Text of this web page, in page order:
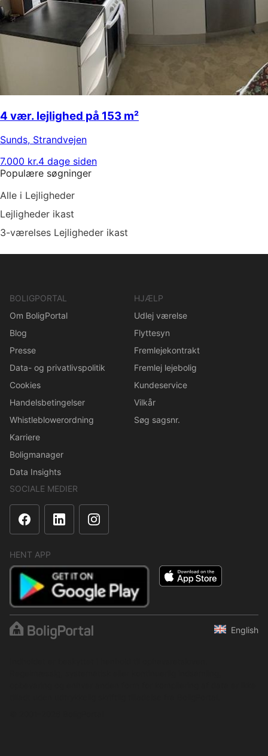
4 vær. lejlighed på 153 m²
Sunds, Strandvejen
7.000 kr.4 dage siden
Populære søgninger
Alle i Lejligheder
Lejligheder ikast
3-værelses Lejligheder ikast
BOLIGPORTAL
Om BoligPortal
Blog
Presse
Data- og privatlivspolitik
Cookies
Handelsbetingelser
Whistleblowerordning
Karriere
Boligmanager
Data Insights
HJÆLP
Udlej værelse
Flyttesyn
Fremlejekontrakt
Fremlej lejebolig
Kundeservice
Vilkår
Søg sagsnr.
SOCIALE MEDIER
HENT APP
English